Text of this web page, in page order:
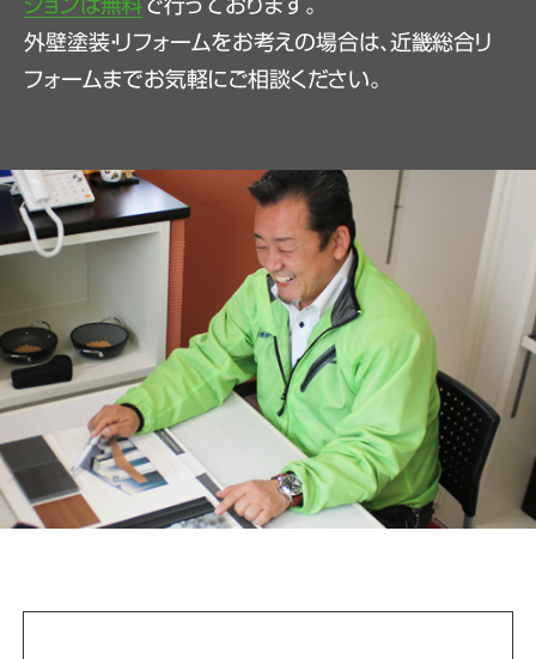
ションは無料で行っております。
外壁塗装・リフォームをお考えの場合は、近畿総合リ
フォームまでお気軽にご相談ください。